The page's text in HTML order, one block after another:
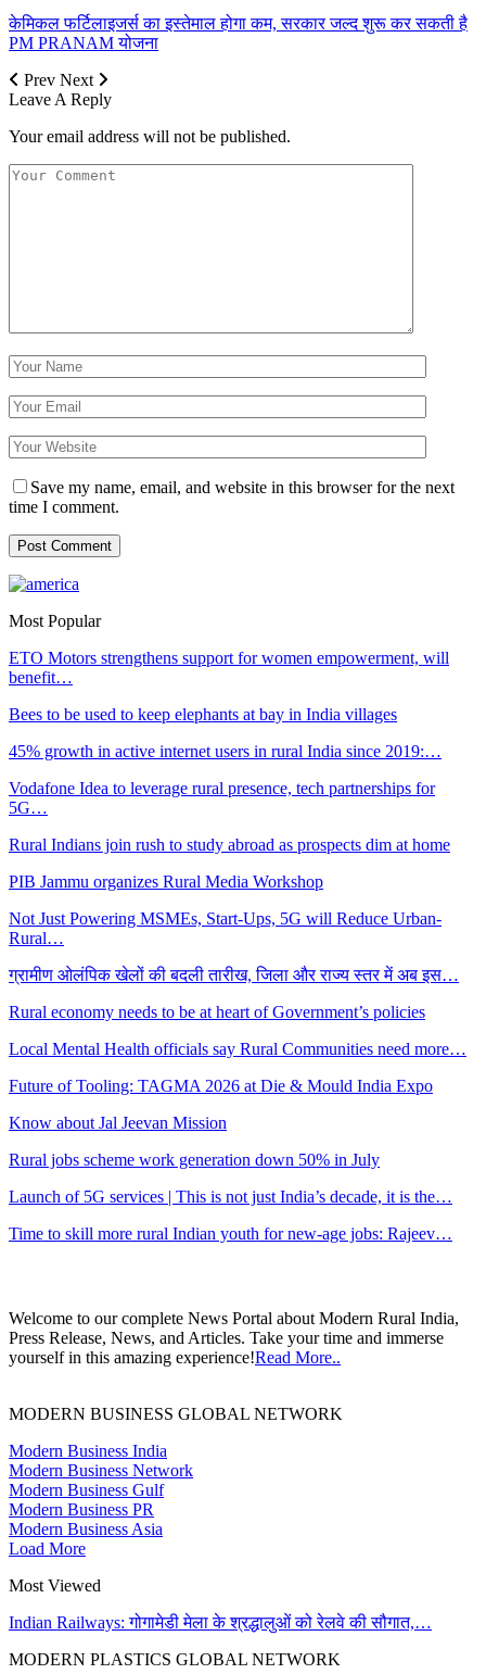
केमिकल फर्टिलाइजर्स का इस्तेमाल होगा कम, सरकार जल्द शुरू कर सकती है
PM PRANAM योजना
Prev Next
Leave A Reply
Your email address will not be published.
Save my name, email, and website in this browser for the next
time I comment.
Most Popular
ETO Motors strengthens support for women empowerment, will
benefit…
Bees to be used to keep elephants at bay in India villages
45% growth in active internet users in rural India since 2019:…
Vodafone Idea to leverage rural presence, tech partnerships for
5G…
Rural Indians join rush to study abroad as prospects dim at home
PIB Jammu organizes Rural Media Workshop
Not Just Powering MSMEs, Start-Ups, 5G will Reduce Urban-
Rural…
ग्रामीण ओलंपिक खेलों की बदली तारीख, जिला और राज्य स्तर में अब इस…
Rural economy needs to be at heart of Government’s policies
Local Mental Health officials say Rural Communities need more…
Future of Tooling: TAGMA 2026 at Die & Mould India Expo
Know about Jal Jeevan Mission
Rural jobs scheme work generation down 50% in July
Launch of 5G services | This is not just India’s decade, it is the…
Time to skill more rural Indian youth for new-age jobs: Rajeev…
Welcome to our complete News Portal about Modern Rural India,
Press Release, News, and Articles. Take your time and immerse
yourself in this amazing experience!Read More..
MODERN BUSINESS GLOBAL NETWORK
Modern Business India
Modern Business Network
Modern Business Gulf
Modern Business PR
Modern Business Asia
Load More
Most Viewed
Indian Railways: गोगामेडी मेला के श्रद्धालुओं को रेलवे की सौगात,…
MODERN PLASTICS GLOBAL NETWORK